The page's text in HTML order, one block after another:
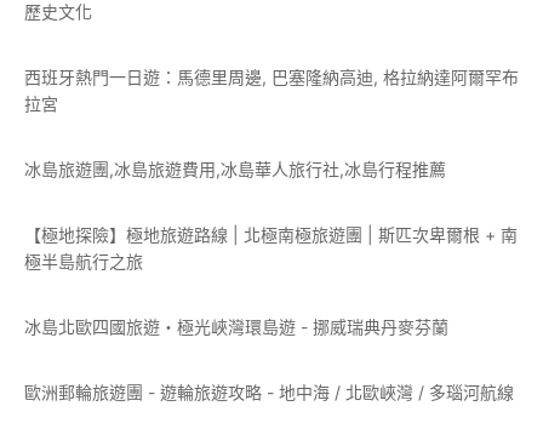
歷史文化
西班牙熱門一日遊：馬德里周邊, 巴塞隆納高迪, 格拉納達阿爾罕布
拉宮
冰島旅遊團,冰島旅遊費用,冰島華人旅行社,冰島行程推薦
【極地探險】極地旅遊路線 | 北極南極旅遊團 | 斯匹次卑爾根 + 南
極半島航行之旅
冰島北歐四國旅遊・極光峽灣環島遊 - 挪威瑞典丹麥芬蘭
歐洲郵輪旅遊團 - 遊輪旅遊攻略 - 地中海 / 北歐峽灣 / 多瑙河航線